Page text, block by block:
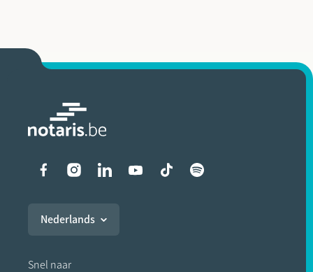
Liens vers les réseaux
Nederlands
Snel naar